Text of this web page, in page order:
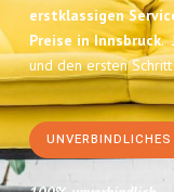
erstklassigen
Preise in Innsbruck.
und den ersten